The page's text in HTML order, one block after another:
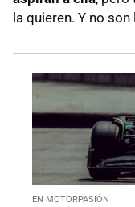
la quieren. Y no
EN MOTORPASIÓN